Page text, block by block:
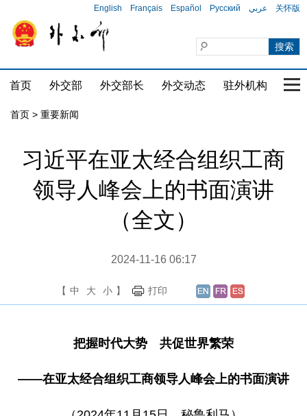
English Français Español Русский عربي 关怀版
首页 外交部 外交部长 外交动态 驻外机构 国
首页 > 重要新闻
习近平在亚太经合组织工商
领导人峰会上的书面演讲
（全文）
2024-11-16 06:17
【 中 大 小 】 打印
把握时代大势 共促世界繁荣
——在亚太经合组织工商领导人峰会上的书面演讲